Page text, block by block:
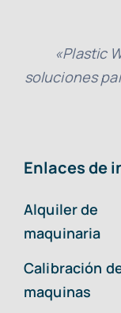
«Plastic
soluciones
Enlaces de
Alquiler de
maquinaria
Calibración
maquinas